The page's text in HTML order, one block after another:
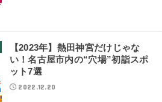
【2023年】熱田神宮だけじゃな
い！名古屋市内の“穴場”初詣スポ
ット7選
2022.12.20